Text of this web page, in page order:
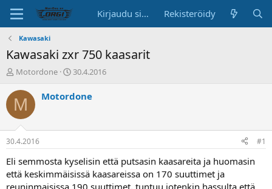
Kirjaudu sisään Rekisteröidy
Kawasaki
Kawasaki zxr 750 kaasarit
K
s
k
s
e
u
n
Motordone
A
o
p
ä
v
30.4.2016
M Motordone
30.4.2016 #1
Eli semmosta kyselisin että putsasin kaasareita ja huomasin
että keskimmäisissä kaasareissa on 170 suuttimet ja
reuninmaisissa 190 suuttimet, tuntuu jotenkin hassulta että